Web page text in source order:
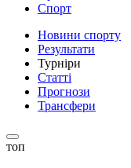
Спорт
Новини спорту
Результати
Турніри
Статті
Прогнози
Трансфери
топ